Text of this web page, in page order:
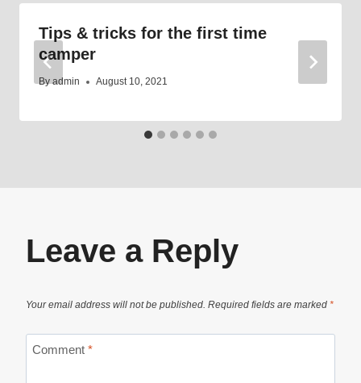
Tips & tricks for the first time
camper
By admin August 10, 2021
Leave a Reply
Your email address will not be published. Required fields are marked *
Comment *